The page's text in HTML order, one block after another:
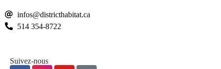
infos@districthabitat.ca
514 354-8722
Suivez-nous